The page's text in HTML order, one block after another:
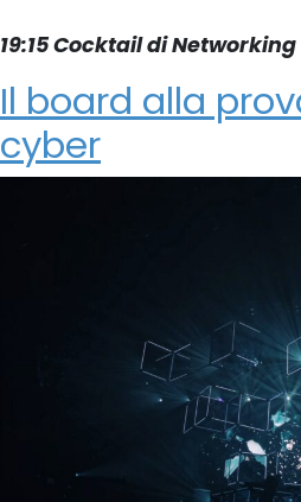
19:15 Cocktail di Networking
Il board alla
cyber